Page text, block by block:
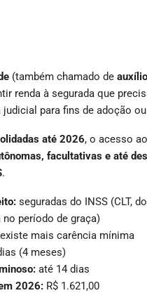
(também chamado de
renda à segurada que
judicial para fins de adoção
até 2026, o acesso
facultativas e até
.
seguradas do INSS (CLT,
no período de graça)
mais carência mínima
(4 meses)
até 14 dias
2026: R$ 1.621,00